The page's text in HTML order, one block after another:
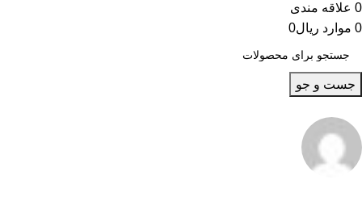
0 علاقه مندی
0 موارد ریال0
جست و جو